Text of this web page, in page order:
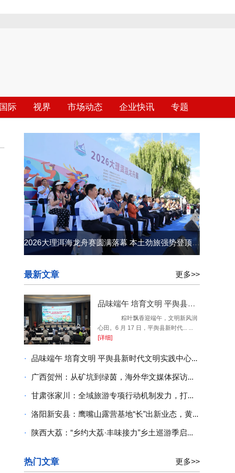
国际 视界 市场动态 企业快讯 专题
2026大理洱海龙舟赛圆满落幕 本土劲旅强势登顶 苍洱之间续写荣光
更多>>
最新文章
品味端午 培育文明 平舆县新时代文明实践中心开展端午民俗系列活动
粽叶飘香迎端午，文明新风润
心田。6 月 17 日，平舆县新时代... ...
[详细]
· 品味端午 培育文明 平舆县新时代文明实践中心...
· 广西贺州：从矿坑到绿茵，海外华文媒体探访...
· 甘肃张家川：全域旅游专项行动机制发力，打...
· 洛阳新安县：鹰嘴山露营基地“长”出新业态，黄...
· 陕西大荔：“乡约大荔·丰味接力”乡土巡游季启...
更多>>
热门文章